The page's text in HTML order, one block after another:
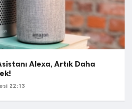
Alexa, Artık Daha
22:13